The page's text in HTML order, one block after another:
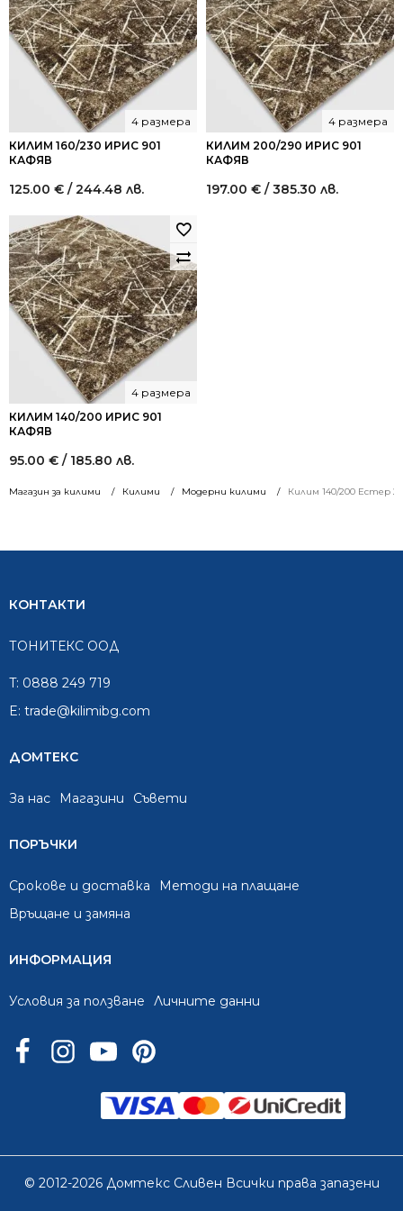
Магазин за килими Килими Модерни килими Килим 140/200 Естер
КИЛИМ 160/230 ИРИС 901
КАФЯВ
4 размера
125.00 € / 244.48 лв.
КИЛИМ 200/290 ИРИС 901
КАФЯВ
4 размера
197.00 € / 385.30 лв.
КИЛИМ 140/200 ИРИС 901
КАФЯВ
4 размера
95.00 € / 185.80 лв.
КОНТАКТИ
ТОНИТЕКС ООД
T: 0888 249 719
E: trade@kilimibg.com
ДОМТЕКС
За нас Mагазини Съвети
ПОРЪЧКИ
Срокове и доставка
Методи на плащане
Връщане и замяна
ИНФОРМАЦИЯ
Условия за ползване Личните данни
© 2012-2026 Домтекс Сливен Всички права запазени